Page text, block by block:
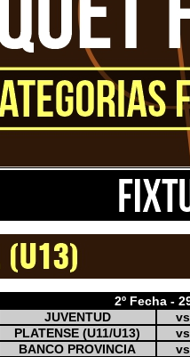
2º Fecha -
JUVENTUD
vs
PLATENSE (U11/U13)
vs
BANCO PROVINCIA
vs